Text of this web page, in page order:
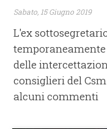
Sabato, 15 Giugno 2019
L'ex
delle
consiglieri del
alcuni commenti